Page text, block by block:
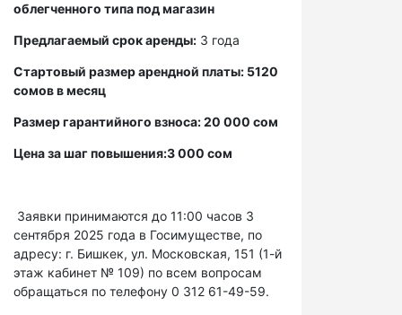
облегченного типа под магазин
Предлагаемый срок аренды: 3 года
Стартовый размер арендной платы: 5120
сомов в месяц
Размер гарантийного взноса: 20 000 сом
Цена за шаг повышения:3 000 сом
Заявки принимаются до 11:00 часов 3
сентября 2025 года в Госимуществе, по
адресу: г. Бишкек, ул. Московская, 151 (1-й
этаж кабинет № 109) по всем вопросам
обращаться по телефону 0 312 61-49-59.